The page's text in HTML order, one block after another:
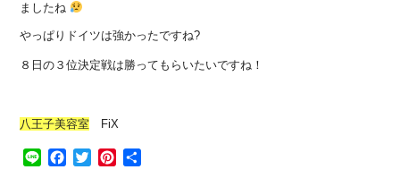
ましたね
やっぱりドイツは強かったですね?
８日の３位決定戦は勝ってもらいたいですね！
八王子美容室 FiX
Line Facebook
TwitterPinterest